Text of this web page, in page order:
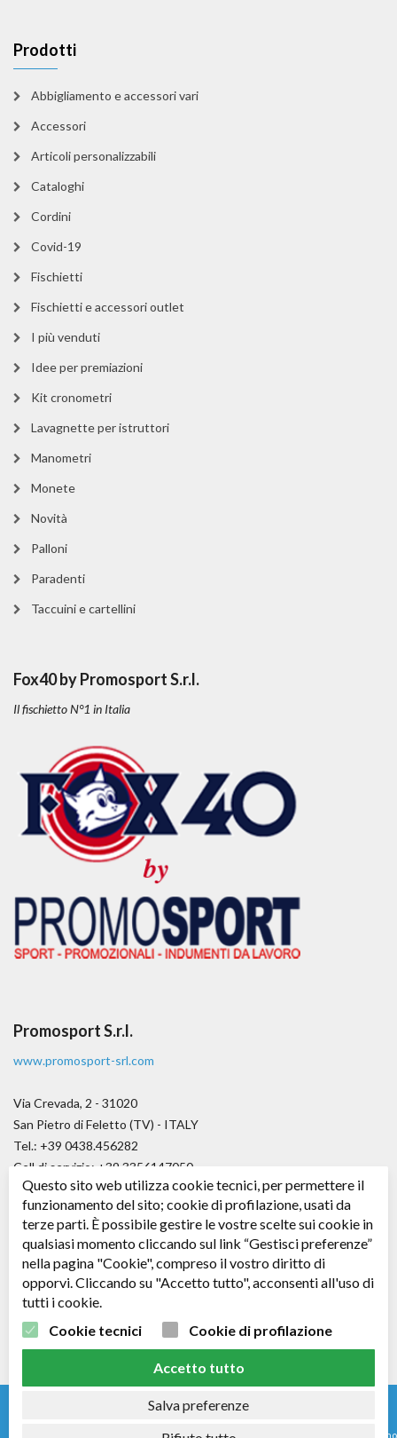
Prodotti
Abbigliamento e accessori vari
Accessori
Articoli personalizzabili
Cataloghi
Cordini
Covid-19
Fischietti
Fischietti e accessori outlet
I più venduti
Idee per premiazioni
Kit cronometri
Lavagnette per istruttori
Manometri
Monete
Novità
Palloni
Paradenti
Taccuini e cartellini
Fox40 by Promosport S.r.l.
Il fischietto N°1 in Italia
Promosport S.r.l.
www.promosport-srl.com
Via Crevada, 2 - 31020
San Pietro di Feletto (TV) - ITALY
Tel.: +39 0438.456282
Cell di servizio: +39.3356147050
Fax.: +39.0438.656979
E-mail:angelo@promosport-srl.com
Cap. soc. € 50.000,00 i.v.
C.F. / P. IVA: 04361530266 - R.E.A. TV: 343578
© 2024 - Nomi e immagini di sistemi e prodotti che appaiono su questo sito sono
Questo sito web utilizza cookie tecnici, per permettere il
funzionamento del sito; cookie di profilazione, usati da
terze parti. È possibile gestire le vostre scelte sui cookie in
qualsiasi momento cliccando sul link “Gestisci preferenze”
nella pagina "Cookie", compreso il vostro diritto di
opporvi. Cliccando su "Accetto tutto", acconsenti all'uso di
tutti i cookie.
Cookie tecnici
Cookie di profilazione
Accetto tutto
Salva preferenze